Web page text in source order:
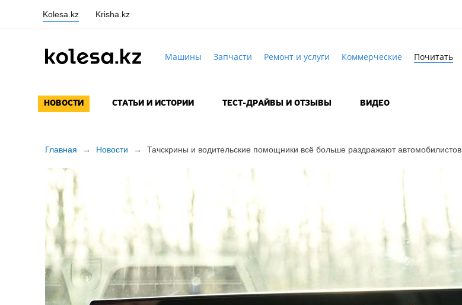
Kolesa.kz Krisha.kz
Машины Запчасти Ремонт и услуги Коммерческие Почитать
НОВОСТИ СТАТЬИ И ИСТОРИИ ТЕСТ-ДРАЙВЫ И ОТЗЫВЫ ВИДЕО
Главная → Новости → Тачскрины и водительские помощники всё больше раздражают автомобилистов